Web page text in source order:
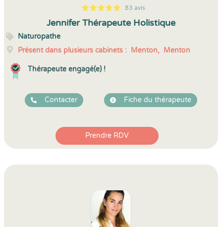
5
1
5
83 83 avis
Jennifer Thérapeute Holistique
Naturopathe
Présent dans plusieurs cabinets : Menton, Menton
Thérapeute engagé(e) !
Contacter Fiche du thérapeute
Prendre RDV